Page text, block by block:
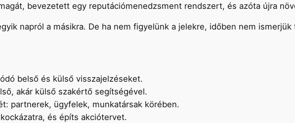
bevezetett egy reputációmenedzsment rendszert, és azóta újra
napról a másikra. De ha nem figyelünk a jelekre, időben nem
belső és külső visszajelzéseket.
akár külső szakértő segítségével.
partnerek, ügyfelek, munkatársak körében.
és építs akciótervet.